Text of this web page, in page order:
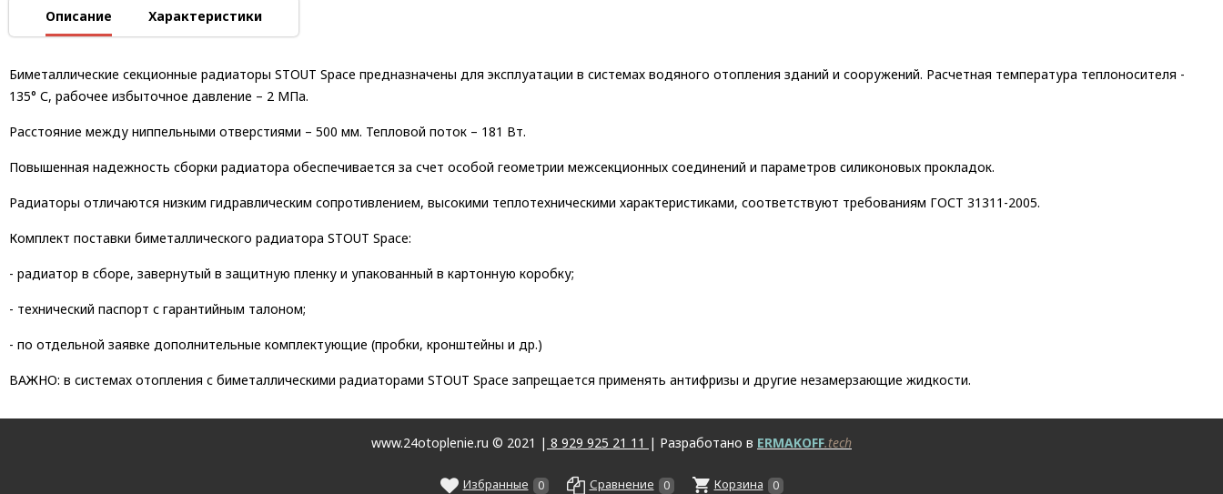
Описание Характеристики
Биметаллические секционные радиаторы STOUT Space предназначены для эксплуатации в системах водяного отопления зданий и сооружений. Расчетная температура теплоносителя -
135° С, рабочее избыточное давление – 2 МПа.
Расстояние между ниппельными отверстиями – 500 мм. Тепловой поток – 181 Вт.
Повышенная надежность сборки радиатора обеспечивается за счет особой геометрии межсекционных соединений и параметров силиконовых прокладок.
Радиаторы отличаются низким гидравлическим сопротивлением, высокими теплотехническими характеристиками, соответствуют требованиям ГОСТ 31311-2005.
Комплект поставки биметаллического радиатора STOUT Space:
- радиатор в сборе, завернутый в защитную пленку и упакованный в картонную коробку;
- технический паспорт с гарантийным талоном;
- по отдельной заявке дополнительные комплектующие (пробки, кронштейны и др.)
ВАЖНО: в системах отопления с биметаллическими радиаторами STOUT Space запрещается применять антифризы и другие незамерзающие жидкости.
www.24otoplenie.ru © 2021 | 8 929 925 21 11 | Разработано в ERMAKOFF.tech
Избранные 0 Сравнение 0 Корзина 0